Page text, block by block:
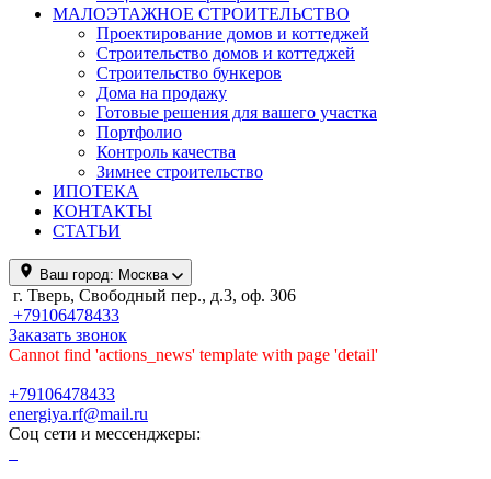
МАЛОЭТАЖНОЕ СТРОИТЕЛЬСТВО
Проектирование домов и коттеджей
Строительство домов и коттеджей
Строительство бункеров
Дома на продажу
Готовые решения для вашего участка
Портфолио
Контроль качества
Зимнее строительство
ИПОТЕКА
КОНТАКТЫ
СТАТЬИ
Ваш город: Москва
г. Тверь, Свободный пер., д.3, оф. 306
+79106478433
Заказать звонок
Cannot find 'actions_news' template with page 'detail'
+79106478433
energiya.rf@mail.ru
Соц сети и мессенджеры: